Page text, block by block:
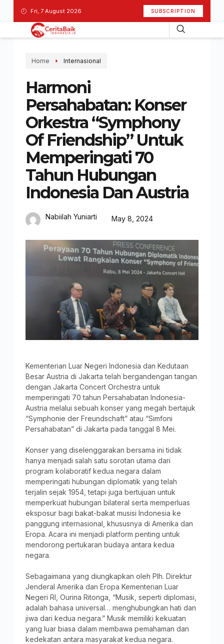
Fri, 7 August 2026 SUBSCRIPTION
Home Internasional
Harmoni
Persahabatan: Konser
Orkestra “Symphony
Of Friendship” Untuk
Memperingati 70
Tahun Hubungan
Indonesia Dan Austria
Nabiilah Yuniarti May 8, 2024
Kementerian Luar Negeri Indonesia dan Kedutaan
Besar Austria di Jakarta telah bergandengan tangan
dengan Jakarta Concert Orchestra untuk
memperingati 70 tahun Persahabatan Indonesia-
Austria melalui sebuah konser yang megah bertajuk
“Symphonie der Freundschaft” atau “Simfoni
Persahabatan” di Jakarta pada tanggal 8 Mei.
Konser yang diselenggarakan bersama ini tidak
hanya menjadi salah satu sorotan utama dari
program kolaboratif kedua negara dalam
memperingati hubungan diplomatik yang telah
terjalin sejak 1954, tetapi juga bertujuan untuk
memperkuat hubungan bilateral serta memperluas
eksposur bagi bakat-bakat musisi Indonesia ke
panggung internasional, khususnya di Amerika dan
Eropa. Acara ini menjadi platform penting untuk
mendorong pertukaran budaya antara kedua
negara.
Sebagaimana yang diungkapkan oleh Plh. Direktur
Jenderal Amerika dan Eropa Kementerian Luar
Negeri RI, Ourina Ritonga, “Musik, seperti diplomasi,
adalah bahasa universal… menghubungkan hati dan
jiwa dari kedua negara.” Musik memiliki kekuatan
yang luar biasa dalam membawa pemahaman dan
kedekatan antara masyarakat kedua negara.